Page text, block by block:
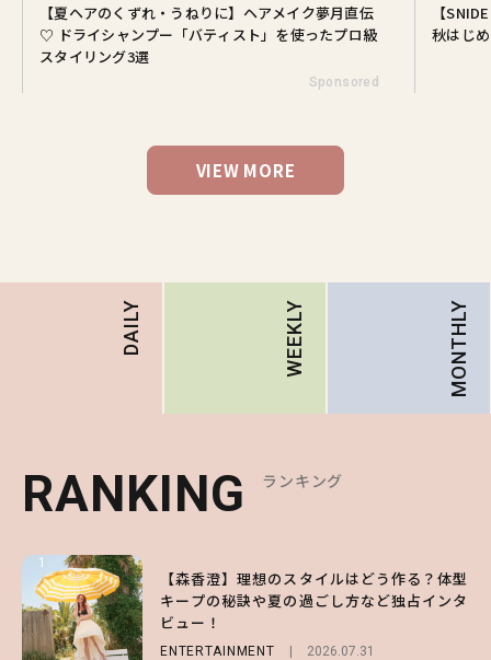
【夏ヘアのくずれ・うねりに】ヘアメイク夢月直伝
♡ ドライシャンプー「バティスト」を使ったプロ級
スタイリング3選
Sponsored
【
秋はじ
VIEW MORE
DAILY WEEKLY MONTHLY
RANKING ランキング
1
【森香澄】理想のスタイルはどう作る？体型
キープの秘訣や夏の過ごし方など独占インタ
ビュー！
ENTERTAINMENT 2026.07.31
RANKING ランキング
1
【ハローキティ】がスシローと初コラボ♡
第1弾の気になるメニュー＆限定グッズを総
チェック！
LIFESTYLE 2026.07.31
RANKING ランキング
1
【SNIDEL】長濱ねるとロマンティックトラ
ッドな秋はじめ｜2026秋の新作コーデ4選